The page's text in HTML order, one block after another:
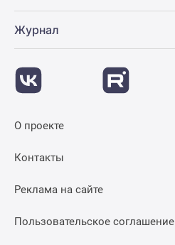
Журнал
О проекте
Контакты
Реклама на сайте
Пользовательское соглашение